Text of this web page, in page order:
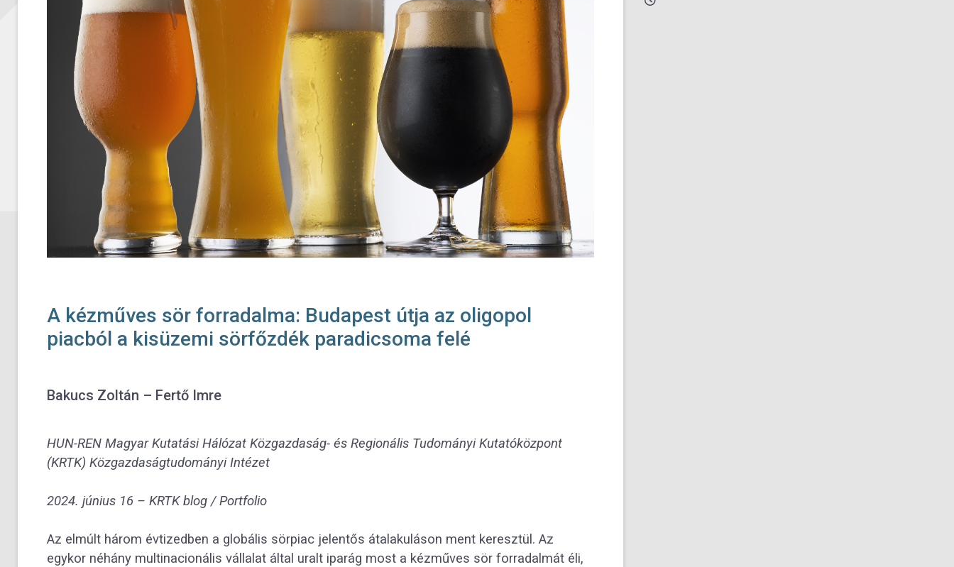
A kézműves sör forradalma: Budapest útja az oligopol
piacból a kisüzemi sörfőzdék paradicsoma felé
Bakucs Zoltán – Fertő Imre
HUN-REN Magyar Kutatási Hálózat Közgazdaság- és Regionális Tudományi Kutatóközpont
(KRTK) Közgazdaságtudományi Intézet
2024. június 16 – KRTK blog / Portfolio
Az elmúlt három évtizedben a globális sörpiac jelentős átalakuláson ment keresztül. Az
egykor néhány multinacionális vállalat által uralt iparág most a kézműves sör forradalmát éli,